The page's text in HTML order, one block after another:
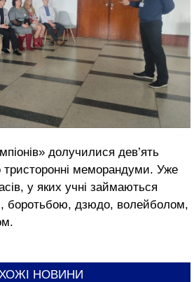
долучилися дев’ять
тристоронні меморандуми. Уже
у яких учні займаються
боротьбою, дзюдо, волейболом,
НОВИНИ